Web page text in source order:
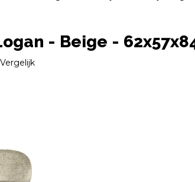
- Beige -
Vergelijk